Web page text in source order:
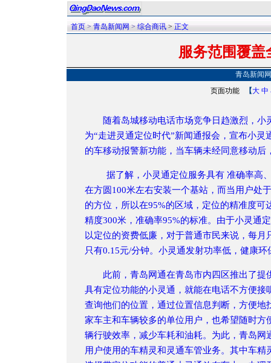
首页>青岛新闻网>综合商讯 >正文
服务范围覆盖
青岛新闻网
页面功能
【大 中
随着岛城移动电话市场竞争日趋激烈，小
为“走进灵通定位时代”新闻通报会，宣布小
的车移动报警新功能，当车辆未经同意移动
据了解，小灵通定位服务具有 准确率高
在方圆100米左右安装一个基站，而当用户处
的方位，所以在95%的区域，定位的精准度
精度300米，准确率95%的标准。由于小灵通
以定位的资费低廉，对于普通市民来说，每
只有0.15元/分钟。小灵通发射功率低，健康
此前，青岛网通在青岛市内四区推出了提
具有定位功能的小灵通，就能在电话不方便
查询他们的位置，通过位置信息判断，方便
家车主和车辆较多的单位用户，也希望随时
辆行驶效率，减少车耗和油耗。为此，青岛
用户使用的车精灵和灵通车管业务。其中车